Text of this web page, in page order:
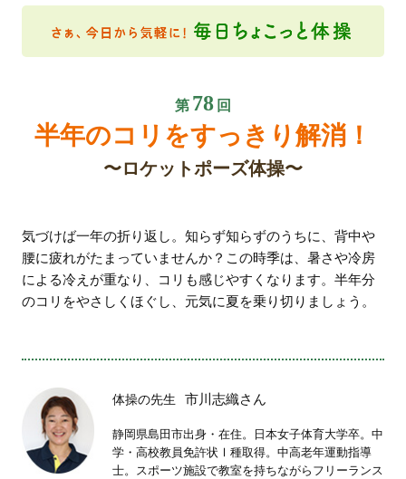
第 78 回
半年のコリをすっきり解消！
ロケットポーズ体操
気づけば一年の折り返し。知らず知らずのうちに、背中や
腰に疲れがたまっていませんか？この時季は、暑さや冷房
による冷えが重なり、コリも感じやすくなります。半年分
のコリをやさしくほぐし、元気に夏を乗り切りましょう。
体操の先生 市川志織さん
静岡県島田市出身・在住。日本女子体育大学卒。中
学・高校教員免許状Ⅰ種取得。中高老年運動指導
士。スポーツ施設で教室を持ちながらフリーランス